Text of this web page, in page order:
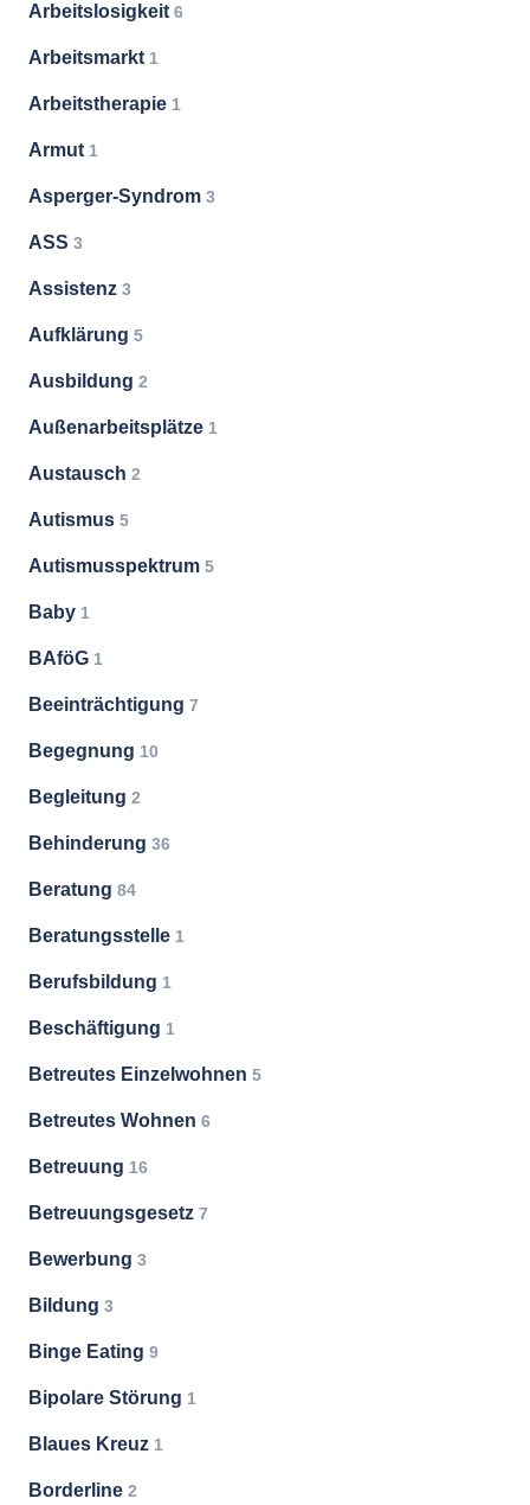
Arbeitslosigkeit 6
Arbeitsmarkt 1
Arbeitstherapie 1
Armut 1
Asperger-Syndrom 3
ASS 3
Assistenz 3
Aufklärung 5
Ausbildung 2
Außenarbeitsplätze 1
Austausch 2
Autismus 5
Autismusspektrum 5
Baby 1
BAföG 1
Beeinträchtigung 7
Begegnung 10
Begleitung 2
Behinderung 36
Beratung 84
Beratungsstelle 1
Berufsbildung 1
Beschäftigung 1
Betreutes Einzelwohnen 5
Betreutes Wohnen 6
Betreuung 16
Betreuungsgesetz 7
Bewerbung 3
Bildung 3
Binge Eating 9
Bipolare Störung 1
Blaues Kreuz 1
Borderline 2